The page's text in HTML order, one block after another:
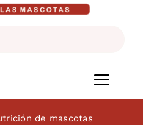
de mascotas